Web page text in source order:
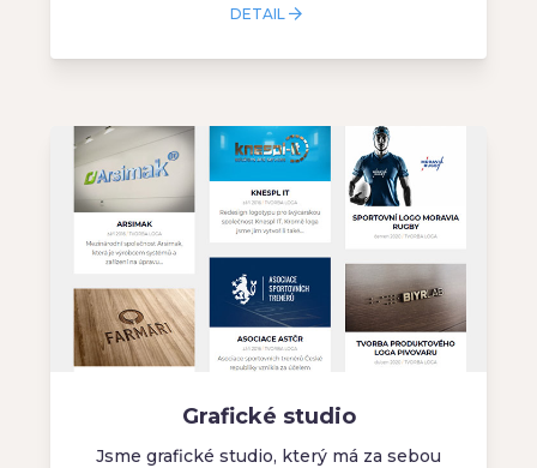
DETAIL
Grafické studio
Jsme grafické studio, který má za sebou